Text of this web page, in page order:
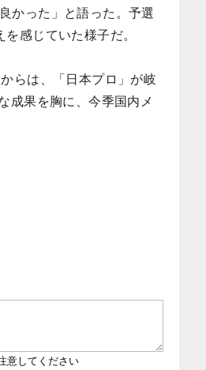
かった」と語った。予選
感じていた様子だ。
らは、「日本プロ」が岐
成果を胸に、今季国内メ